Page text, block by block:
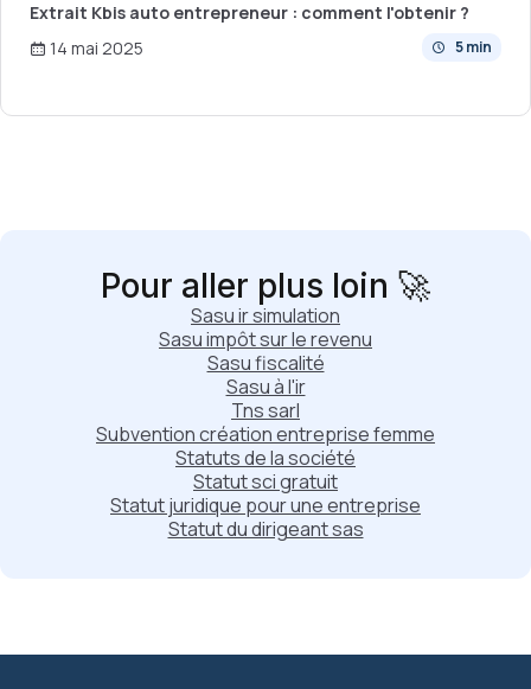
Extrait Kbis auto entrepreneur : comment l'obtenir ?
5 min
14 mai 2025
Pour aller plus loin 🚀
Sasu ir simulation
Sasu impôt sur le revenu
Sasu fiscalité
Sasu à l'ir
Tns sarl
Subvention création entreprise femme
Statuts de la société
Statut sci gratuit
Statut juridique pour une entreprise
Statut du dirigeant sas